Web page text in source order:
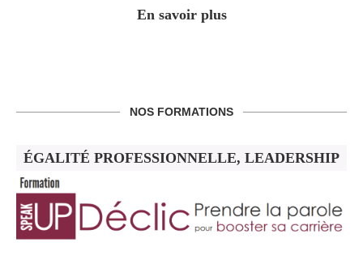
En savoir plus
NOS FORMATIONS
ÉGALITÉ PROFESSIONNELLE, LEADERSHIP